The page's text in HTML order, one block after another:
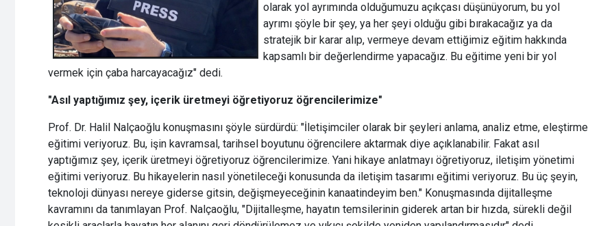
olarak yol ayrımında olduğumuzu açıkçası düşünüyorum, bu yol
ayrımı şöyle bir şey, ya her şeyi olduğu gibi bırakacağız ya da
stratejik bir karar alıp, vermeye devam ettiğimiz eğitim hakkında
kapsamlı bir değerlendirme yapacağız. Bu eğitime yeni bir yol
vermek için çaba harcayacağız" dedi.
"Asıl yaptığımız şey, içerik üretmeyi öğretiyoruz öğrencilerimize"
Prof. Dr. Halil Nalçaoğlu konuşmasını şöyle sürdürdü: "İletişimciler olarak bir şeyleri anlama, analiz etme, eleştirme
eğitimi veriyoruz. Bu, işin kavramsal, tarihsel boyutunu öğrencilere aktarmak diye açıklanabilir. Fakat asıl
yaptığımız şey, içerik üretmeyi öğretiyoruz öğrencilerimize. Yani hikaye anlatmayı öğretiyoruz, iletişim yönetimi
eğitimi veriyoruz. Bu hikayelerin nasıl yönetileceği konusunda da iletişim tasarımı eğitimi veriyoruz. Bu üç şeyin,
teknoloji dünyası nereye giderse gitsin, değişmeyeceğinin kanaatindeyim ben." Konuşmasında dijitalleşme
kavramını da tanımlayan Prof. Nalçaoğlu, "Dijitalleşme, hayatın temsilerinin giderek artan bir hızda, sürekli değil